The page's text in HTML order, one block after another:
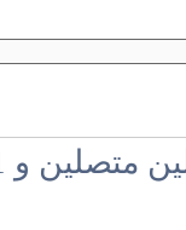
و 1 زائر